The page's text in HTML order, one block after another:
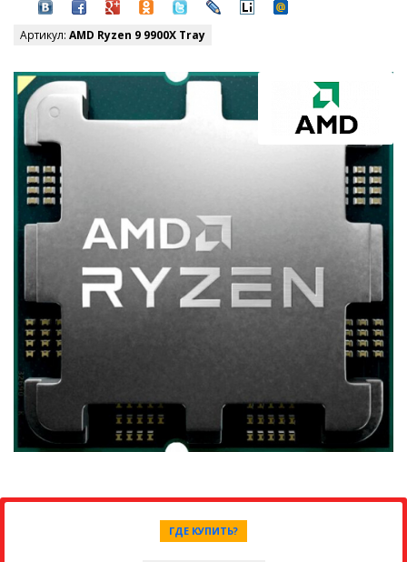
Артикул: AMD Ryzen 9 9900X Tray
ГДЕ КУПИТЬ?